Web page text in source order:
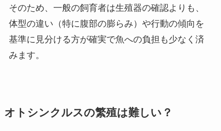
そのため、一般の飼育者は生殖器の確認よりも、
体型の違い（特に腹部の膨らみ）や行動の傾向を
基準に見分ける方が確実で魚への負担も少なく済
みます。
オトシンクルスの繁殖は難しい？